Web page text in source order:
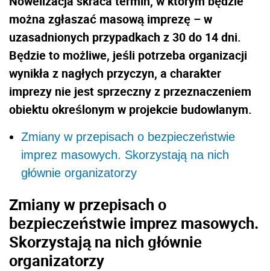
można zgłaszać masową imprezę – w
uzasadnionych przypadkach z 30 do 14 dni.
Będzie to możliwe, jeśli potrzeba organizacji
wynikła z nagłych przyczyn, a charakter
imprezy nie jest sprzeczny z przeznaczeniem
obiektu określonym w projekcie budowlanym.
Zmiany w przepisach o bezpieczeństwie
imprez masowych. Skorzystają na nich
głównie organizatorzy
Zmiany w przepisach o
bezpieczeństwie imprez masowych.
Skorzystają na nich głównie
organizatorzy